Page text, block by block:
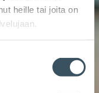
heille tai joita on